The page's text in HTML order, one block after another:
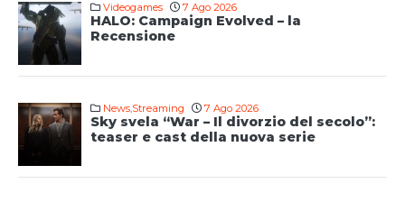
Videogames 7 Ago 2026
HALO: Campaign Evolved – la
Recensione
News,Streaming 7 Ago 2026
Sky svela “War – Il divorzio del secolo”:
teaser e cast della nuova serie